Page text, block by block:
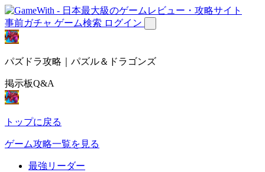
事前ガチャ ゲーム検索 ログイン
パズドラ攻略｜パズル＆ドラゴンズ
掲示板Q&A
トップに戻る
ゲーム攻略一覧を見る
最強リーダー